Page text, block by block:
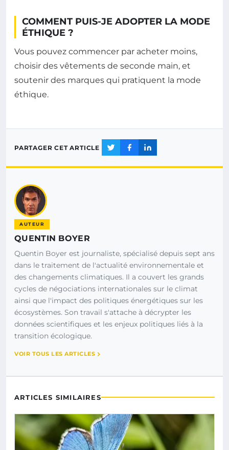
COMMENT PUIS-JE ADOPTER LA MODE
ÉTHIQUE ?
Vous pouvez commencer par acheter moins,
choisir des vêtements de seconde main, et
soutenir des marques qui pratiquent la mode
éthique.
PARTAGER CET ARTICLE
AUTEUR
QUENTIN BOYER
Quentin Boyer est journaliste, spécialisé depuis sept ans
dans le traitement de l'actualité environnementale et
des changements climatiques. Il a couvert les grands
cycles de négociations internationales sur le climat
ainsi que l'impact des politiques énergétiques sur les
écosystèmes. Son travail s'attache à décrypter les
données scientifiques et les enjeux politiques liés à la
transition écologique.
VOIR TOUS LES ARTICLES
ARTICLES SIMILAIRES